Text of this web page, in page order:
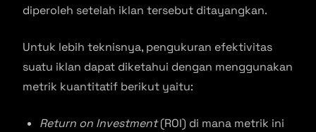
diperoleh setelah iklan tersebut ditayangkan.
Untuk lebih teknisnya, pengukuran efektivitas
suatu iklan dapat diketahui dengan menggunakan
metrik kuantitatif berikut yaitu:
Return on Investment(ROI) di mana metrik ini